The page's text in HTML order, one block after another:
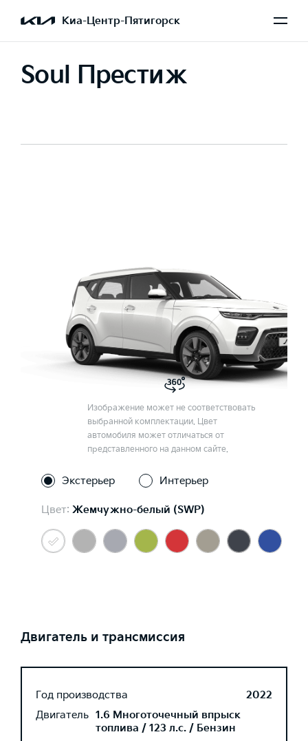
Киа-Центр-Пятигорск
Soul Престиж
Изображение может не соответствовать
выбранной комплектации. Цвет
автомобиля может отличаться от
представленного на данном сайте.
Экстерьер Интерьер
Цвет: Жемчужно-белый (SWP)
Двигатель и трансмиссия
Год производства
2022
Двигатель 1.6 Многоточечный впрыск
топлива / 123 л.с. / Бензин